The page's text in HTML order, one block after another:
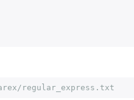
regular_express.txt